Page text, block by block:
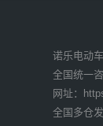
云南玉
诺乐电动
全国统一
网址：
全国多仓